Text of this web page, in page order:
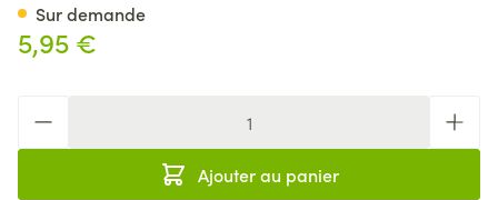
5,95 €
Ajouter au panier
Sur demande